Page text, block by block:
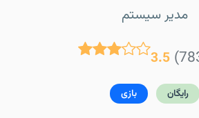
مدیر سیستم
3.5
رایگان بازی